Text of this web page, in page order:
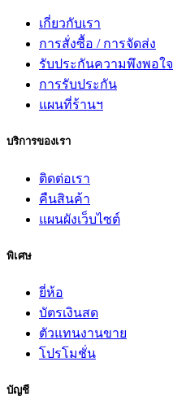
เกี่ยวกับเรา
การสั่งซื้อ / การจัดส่ง
รับประกันความพึงพอใจ
การรับประกัน
แผนที่ร้านฯ
บริการของเรา
ติดต่อเรา
คืนสินค้า
แผนผังเว็บไซต์
พิเศษ
ยี่ห้อ
บัตรเงินสด
ตัวแทนงานขาย
โปรโมชั่น
บัญชี